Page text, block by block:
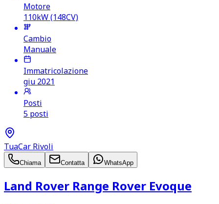
Motore
110kW (148CV)
Cambio
Manuale
Immatricolazione
giu 2021
Posti
5 posti
TuaCar Rivoli
Chiama Contatta WhatsApp
Land Rover Range Rover Evoque